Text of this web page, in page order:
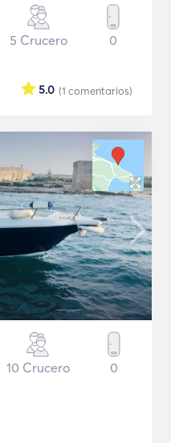
5 Crucero 0
(1 comentarios)
5.0
10 Crucero 0